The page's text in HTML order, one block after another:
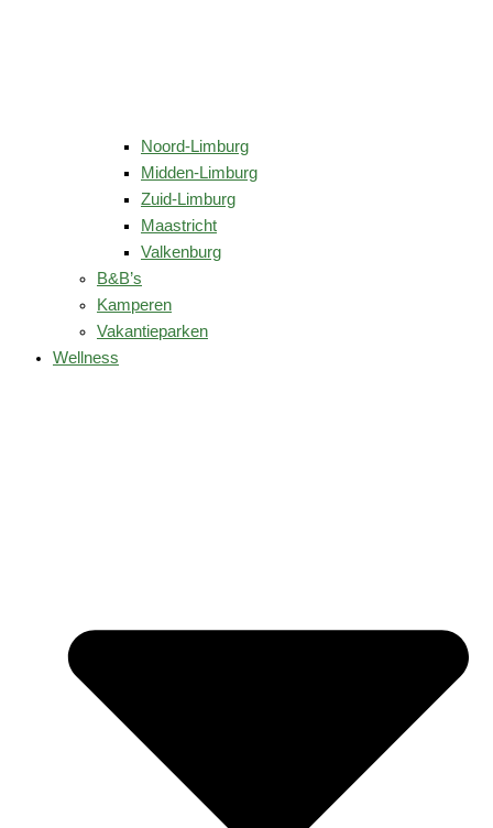
Noord-Limburg
Midden-Limburg
Zuid-Limburg
Maastricht
Valkenburg
B&B’s
Kamperen
Vakantieparken
Wellness